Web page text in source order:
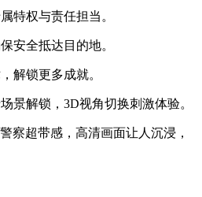
特权与责任担当。
安全抵达目的地。
解锁更多成就。
景解锁，3D视角切换刺激体验。
察超带感，高清画面让人沉浸，